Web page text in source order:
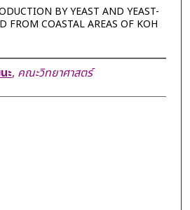
BY YEAST AND YEAST-
FROM COASTAL AREAS OF KOH
ะ, คณะวิทยาศาสตร์